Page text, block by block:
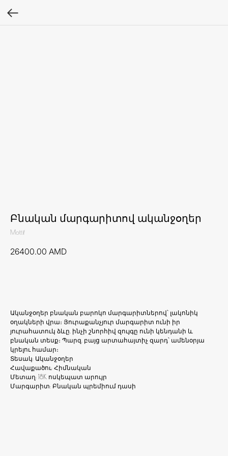
Բնական մարգարիտով ականջօղեր
Mottif
26400.00 AMD
Ականջօղեր բնական բարոկո մարգարիտներով՝ լակոնիկ
օղակների վրա։ Յուրաքանչյուր մարգարիտ ունի իր
յուրահատուկ ձևը, ինչի շնորհիվ զույգը ունի կենդանի և
բնական տեսք։ Պարզ, բայց արտահայտիչ զարդ՝ ամենօրյա
կրելու համար։
Տեսակ: Ականջօղեր
Հավաքածու: Հիմնական
Մետաղ: 18K ոսկեպատ արույր
Մարգարիտ: Բնական պրեմիում դասի